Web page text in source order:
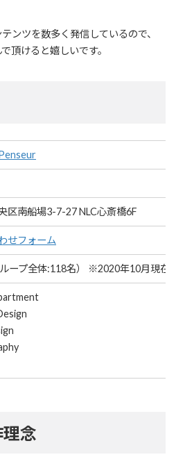
ンツを数多く発信しているので、
頂けると嬉しいです。
区南船場3-7-27 NLC心斎橋6F
せフォーム
ープ全体:118名） ※2020年10月現在
念